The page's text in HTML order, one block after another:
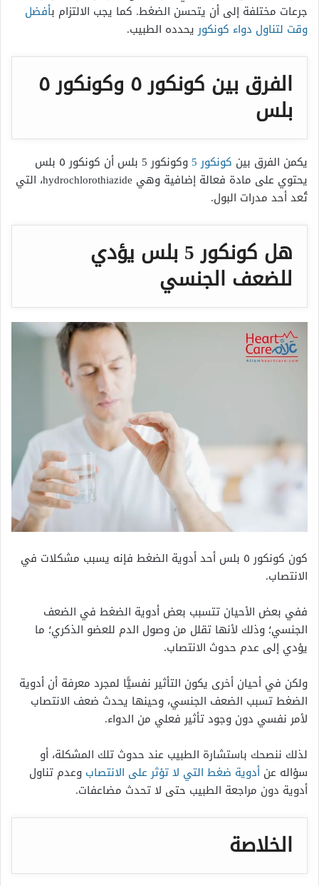
جرعات مختلفة إلى أن يتحسن الضغط. كما يجب الالتزام بأفضل
وقت لتناول دواء كونكوريحدده الطبيب.
الفرق بين كونكور٥ وكونكور٥
بلس
يكمن الفرق بين كونكور 5
وكونكور 5 بلس أن كونكور ٥ بلس
يحتوي
على مادة فعالة إضافية وهي hydrochlorothiazide، التي
تُعد أحد مدرات البول.
هل كونكور 5 بلس يؤدي
للضعف الجنسي
كون
كونكور ٥ بلس أحد أدوية الضغط فإنه يسبب مشكلات في
الانتصاب.
ففي بعض الأحيان تتسبب بعض أدوية الضغط في الضعف
الجنسي؛ وذلك لأنها تقلل من وصول الدم للعضو الذكري؛ ما
يؤدي إلى عدم حدوث الانتصاب.
ولكن في أحيان أخرى يكون التأثير نفسيًّا لمجرد معرفة أن أدوية
الضغط تسبب الضعف الجنسي، وحينها يحدث ضعف الانتصاب
لأمر نفسي دون وجود تأثير فعلي من الدواء.
لذلك ننصحك باستشارة الطبيب عند حدوث تلك المشكلة، أو
سؤاله عن أدوية ضغط التي لا تؤثر على الانتصاب وعدم تناول
أدوية دون مراجعة الطبيب حتى لا تحدث مضاعفات.
الخلاصة